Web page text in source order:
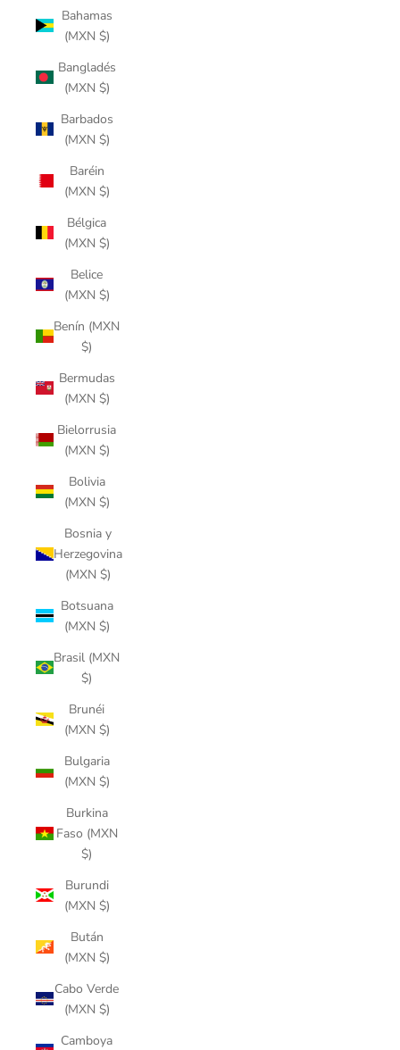
Bahamas
(MXN $)
Bangladés
(MXN $)
Barbados
(MXN $)
Baréin
(MXN $)
Bélgica
(MXN $)
Belice
(MXN $)
Benín (MXN
$)
Bermudas
(MXN $)
Bielorrusia
(MXN $)
Bolivia
(MXN $)
Bosnia y
Herzegovina
(MXN $)
Botsuana
(MXN $)
Brasil (MXN
$)
Brunéi
(MXN $)
Bulgaria
(MXN $)
Burkina
Faso (MXN
$)
Burundi
(MXN $)
Bután
(MXN $)
Cabo Verde
(MXN $)
Camboya